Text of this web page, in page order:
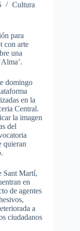
Cultura
para
con arte
una
domingo
en la
Central.
la imagen
del
quieran
Sant Martí,
en
de agentes
a
ciudadanos